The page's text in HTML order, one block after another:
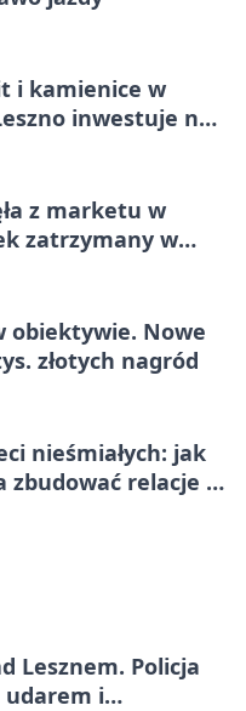
i kamienice w
inwestuje na
z marketu w
zatrzymany w
obiektywie. Nowe
złotych nagród
nieśmiałych: jak
zbudować relacje z
Lesznem. Policja
udarem i